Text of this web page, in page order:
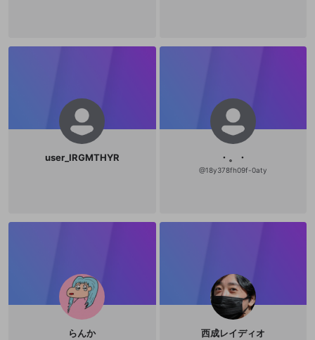
user_IRGMTHYR ・。・
@18y378fh09f-0aty
らんか 西成レイディオ